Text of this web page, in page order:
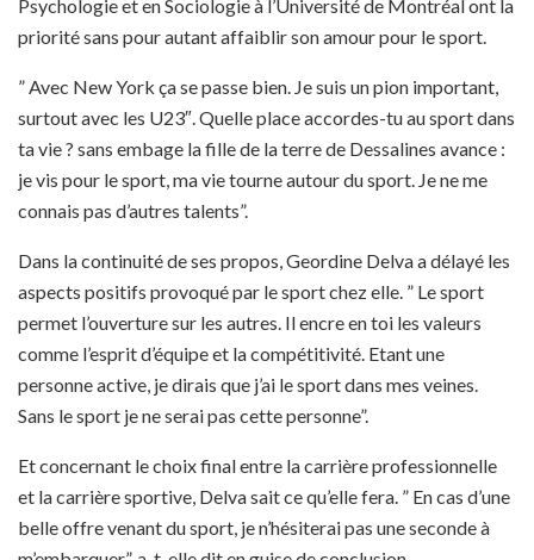
Psychologie et en Sociologie à l’Université de Montréal ont la
priorité sans pour autant affaiblir son amour pour le sport.
” Avec New York ça se passe bien. Je suis un pion important,
surtout avec les U23″. Quelle place accordes-tu au sport dans
ta vie ? sans embage la fille de la terre de Dessalines avance :
je vis pour le sport, ma vie tourne autour du sport. Je ne me
connais pas d’autres talents”.
Dans la continuité de ses propos, Geordine Delva a délayé les
aspects positifs provoqué par le sport chez elle. ” Le sport
permet l’ouverture sur les autres. Il encre en toi les valeurs
comme l’esprit d’équipe et la compétitivité. Etant une
personne active, je dirais que j’ai le sport dans mes veines.
Sans le sport je ne serai pas cette personne”.
Et concernant le choix final entre la carrière professionnelle
et la carrière sportive, Delva sait ce qu’elle fera. ” En cas d’une
belle offre venant du sport, je n’hésiterai pas une seconde à